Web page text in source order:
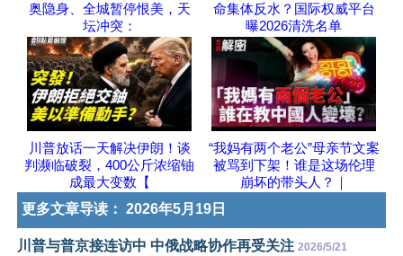
奥隐身、全城暂停恨美，天
坛冲突：
命集体反水？国际权威平台
曝2026清洗名单
川普放话一天解决伊朗！谈
判濒临破裂，400公斤浓缩铀
成最大变数【
“我妈有两个老公”母亲节文案
被骂到下架！谁是这场伦理
崩坏的带头人？｜
更多文章导读： 2026年5月19日
川普与普京接连访中 中俄战略协作再受关注 2026/5/21